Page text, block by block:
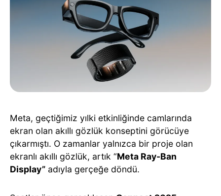
Meta, geçtiğimiz yılki etkinliğinde camlarında
ekran olan akıllı gözlük konseptini görücüye
çıkarmıştı. O zamanlar yalnızca bir proje olan
ekranlı akıllı gözlük, artık “Meta Ray-Ban
Display” adıyla gerçeğe döndü.